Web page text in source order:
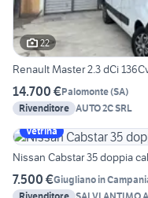
22
Renault Master 2.3 dCi
14.700 €Palomonte(SA)
Rivenditore AUTO 2C SRL
Vetrina
Nissan Cabstar 35 doppia
7.500 €Giugliano in